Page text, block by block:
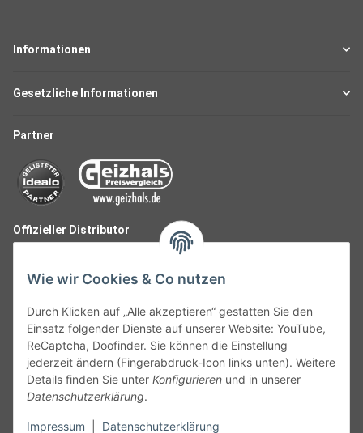
Informationen
Gesetzliche Informationen
Partner
Offizieller Distributor
Follow Us
Wie wir Cookies & Co nutzen
Durch Klicken auf „Alle akzeptieren“ gestatten Sie den
Einsatz folgender Dienste auf unserer Website: YouTube,
ReCaptcha, Doofinder. Sie können die Einstellung
jederzeit ändern (Fingerabdruck-Icon links unten). Weitere
Details finden Sie unter Konfigurieren und in unserer
Datenschutzerklärung.
Impressum Datenschutzerklärung